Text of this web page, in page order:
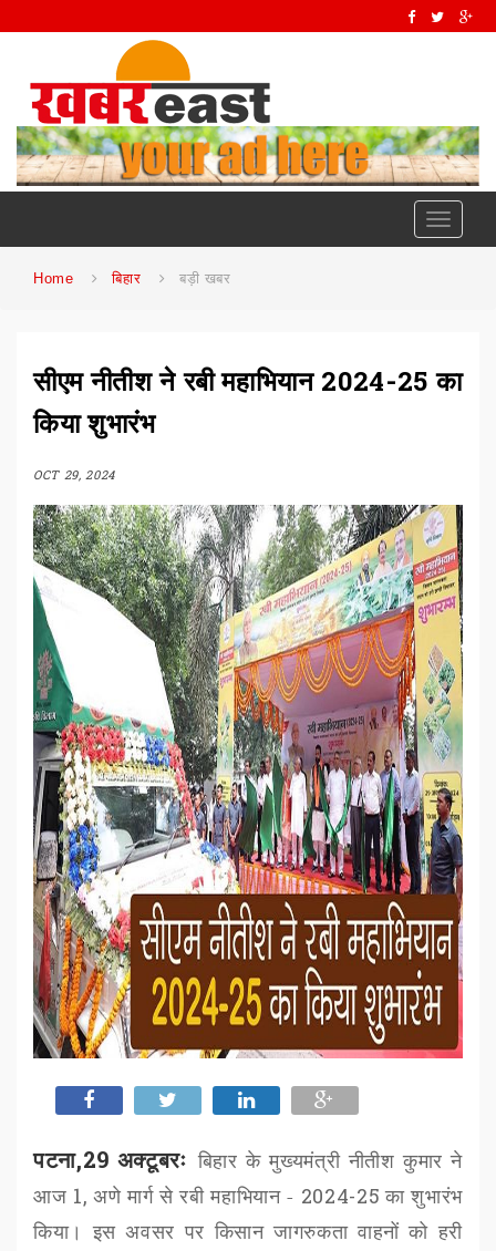
Toggle
Home बिहार बड़ी खबर
सीएम नीतीश ने रबी महाभियान 2024-25 का
किया शुभारंभ
OCT 29, 2024
पटना,29 अक्टूबरः बिहार के मुख्यमंत्री नीतीश कुमार ने
आज 1,अणे मार्ग से रबी महाभियान - 2024-25का शुभारंभ
किया। इस अवसर पर किसान जागरुकता वाहनों को हरी